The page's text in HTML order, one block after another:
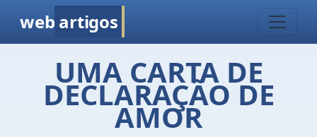
web artigos
UMA CARTA DE
DECLARAÇÃO DE
AMOR